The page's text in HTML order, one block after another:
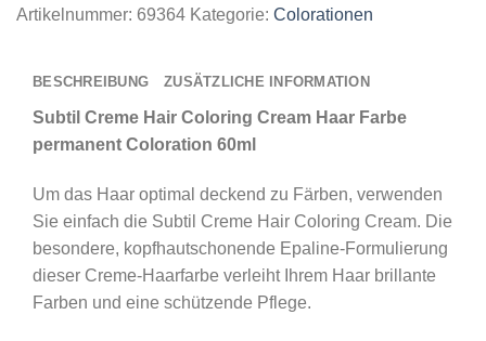
Artikelnummer: 69364 Kategorie: Colorationen
BESCHREIBUNG ZUSÄTZLICHE INFORMATION
Subtil Creme Hair Coloring Cream Haar Farbe
permanent Coloration 60ml
Um das Haar optimal deckend zu Färben, verwenden
Sie einfach die Subtil Creme Hair Coloring Cream. Die
besondere, kopfhautschonende Epaline-Formulierung
dieser Creme-Haarfarbe verleiht Ihrem Haar brillante
Farben und eine schützende Pflege.